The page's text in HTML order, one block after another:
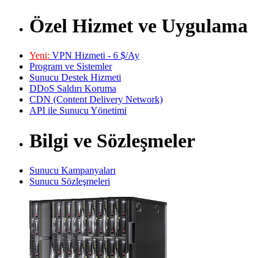
Özel Hizmet ve Uygulama
Yeni: VPN Hizmeti - 6 $/Ay
Program ve Sistemler
Sunucu Destek Hizmeti
DDoS Saldırı Koruma
CDN (Content Delivery Network)
API ile Sunucu Yönetimi
Bilgi ve Sözleşmeler
Sunucu Kampanyaları
Sunucu Sözleşmeleri